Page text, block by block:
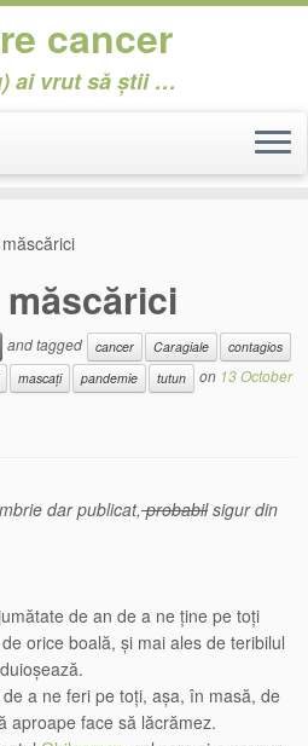
cancer
ai vrut să știi …
and tagged cancer Caragiale
contagios
mascați pandemie tutun on 13 October
dar publicat,probabilsigur din
de an de a ne ține pe toți
orice boală, și mai ales de teribilul
a ne feri pe toți, așa, în masă, de
aproape face să lăcrămez.